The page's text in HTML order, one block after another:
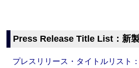
Press Release Title List：新
プレスリリース・タイトルリスト